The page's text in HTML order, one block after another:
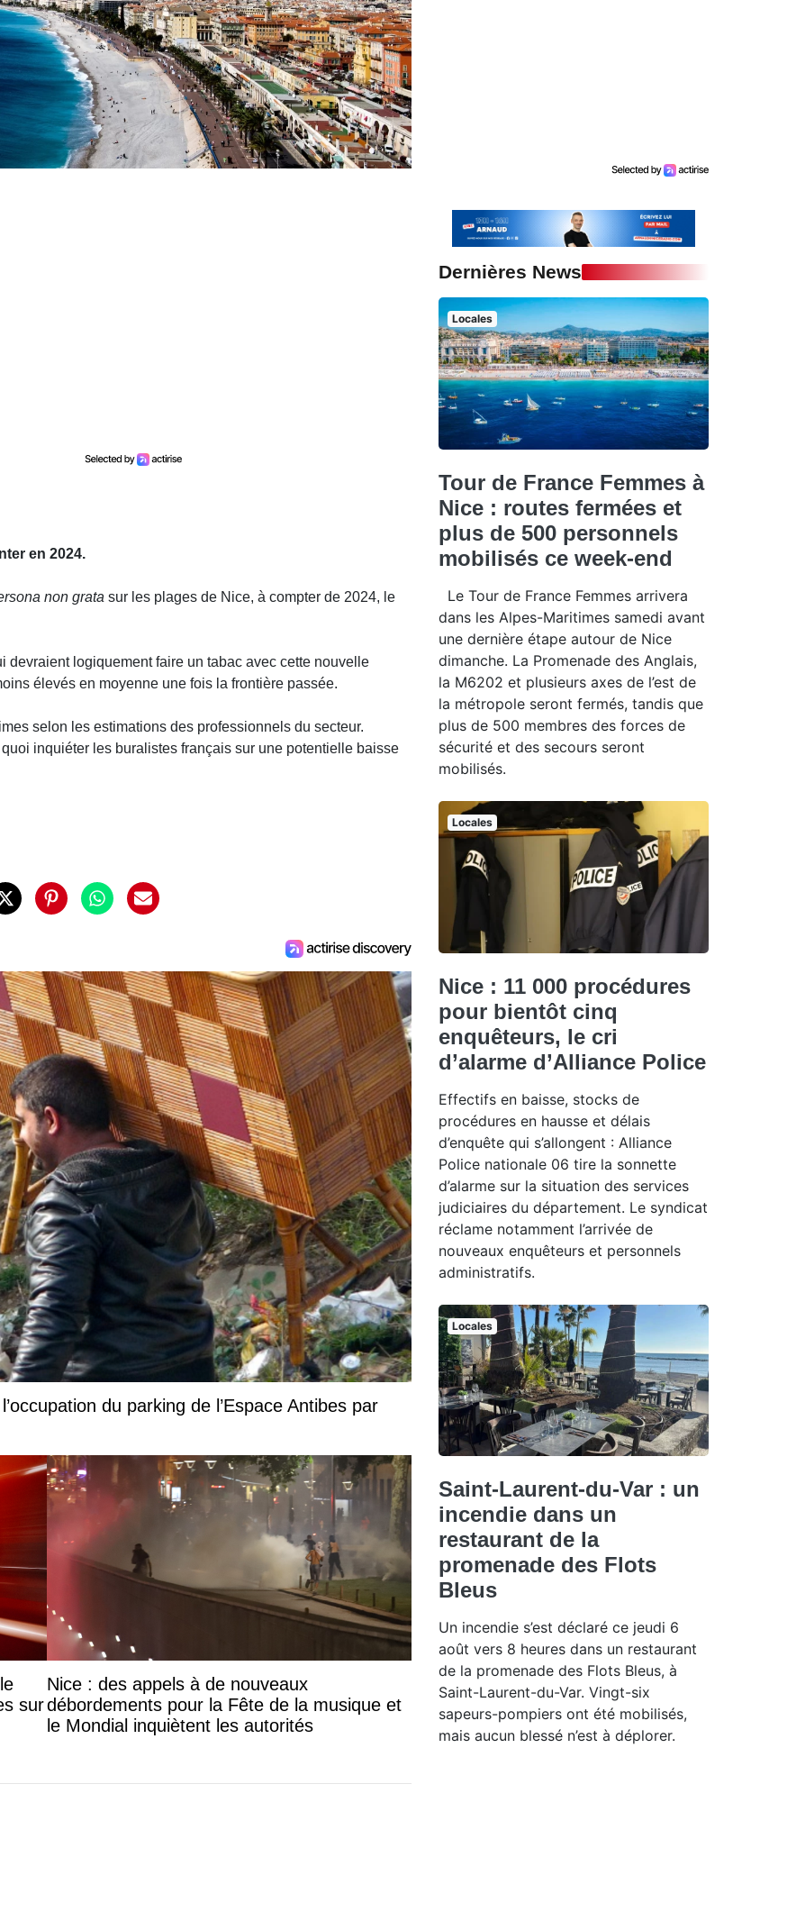
en 2024.
non grata sur les plages de Nice, à compter de 2024, le
devraient logiquement faire un tabac avec cette nouvelle
élevés en moyenne une fois la frontière passée.
selon les estimations des professionnels du secteur.
inquiéter les buralistes français sur une potentielle baisse
du parking de l’Espace Antibes par
sur
Nice : des appels à de nouveaux
débordements pour la Fête de la musique et
le Mondial inquiètent les autorités
Dernières News
Locales
Tour de France Femmes à
Nice : routes fermées et
plus de 500 personnels
mobilisés ce week-end
Le Tour de France Femmes arrivera
dans les Alpes-Maritimes samedi avant
une dernière étape autour de Nice
dimanche. La Promenade des Anglais,
la M6202 et plusieurs axes de l’est de
la métropole seront fermés, tandis que
plus de 500 membres des forces de
sécurité et des secours seront
mobilisés.
Locales
Nice : 11 000 procédures
pour bientôt cinq
enquêteurs, le cri
d’alarme d’Alliance Police
Effectifs en baisse, stocks de
procédures en hausse et délais
d’enquête qui s’allongent : Alliance
Police nationale 06 tire la sonnette
d’alarme sur la situation des services
judiciaires du département. Le syndicat
réclame notamment l’arrivée de
nouveaux enquêteurs et personnels
administratifs.
Locales
Saint-Laurent-du-Var : un
incendie dans un
restaurant de la
promenade des Flots
Bleus
Un incendie s’est déclaré ce jeudi 6
août vers 8 heures dans un restaurant
de la promenade des Flots Bleus, à
Saint-Laurent-du-Var. Vingt-six
sapeurs-pompiers ont été mobilisés,
mais aucun blessé n’est à déplorer.